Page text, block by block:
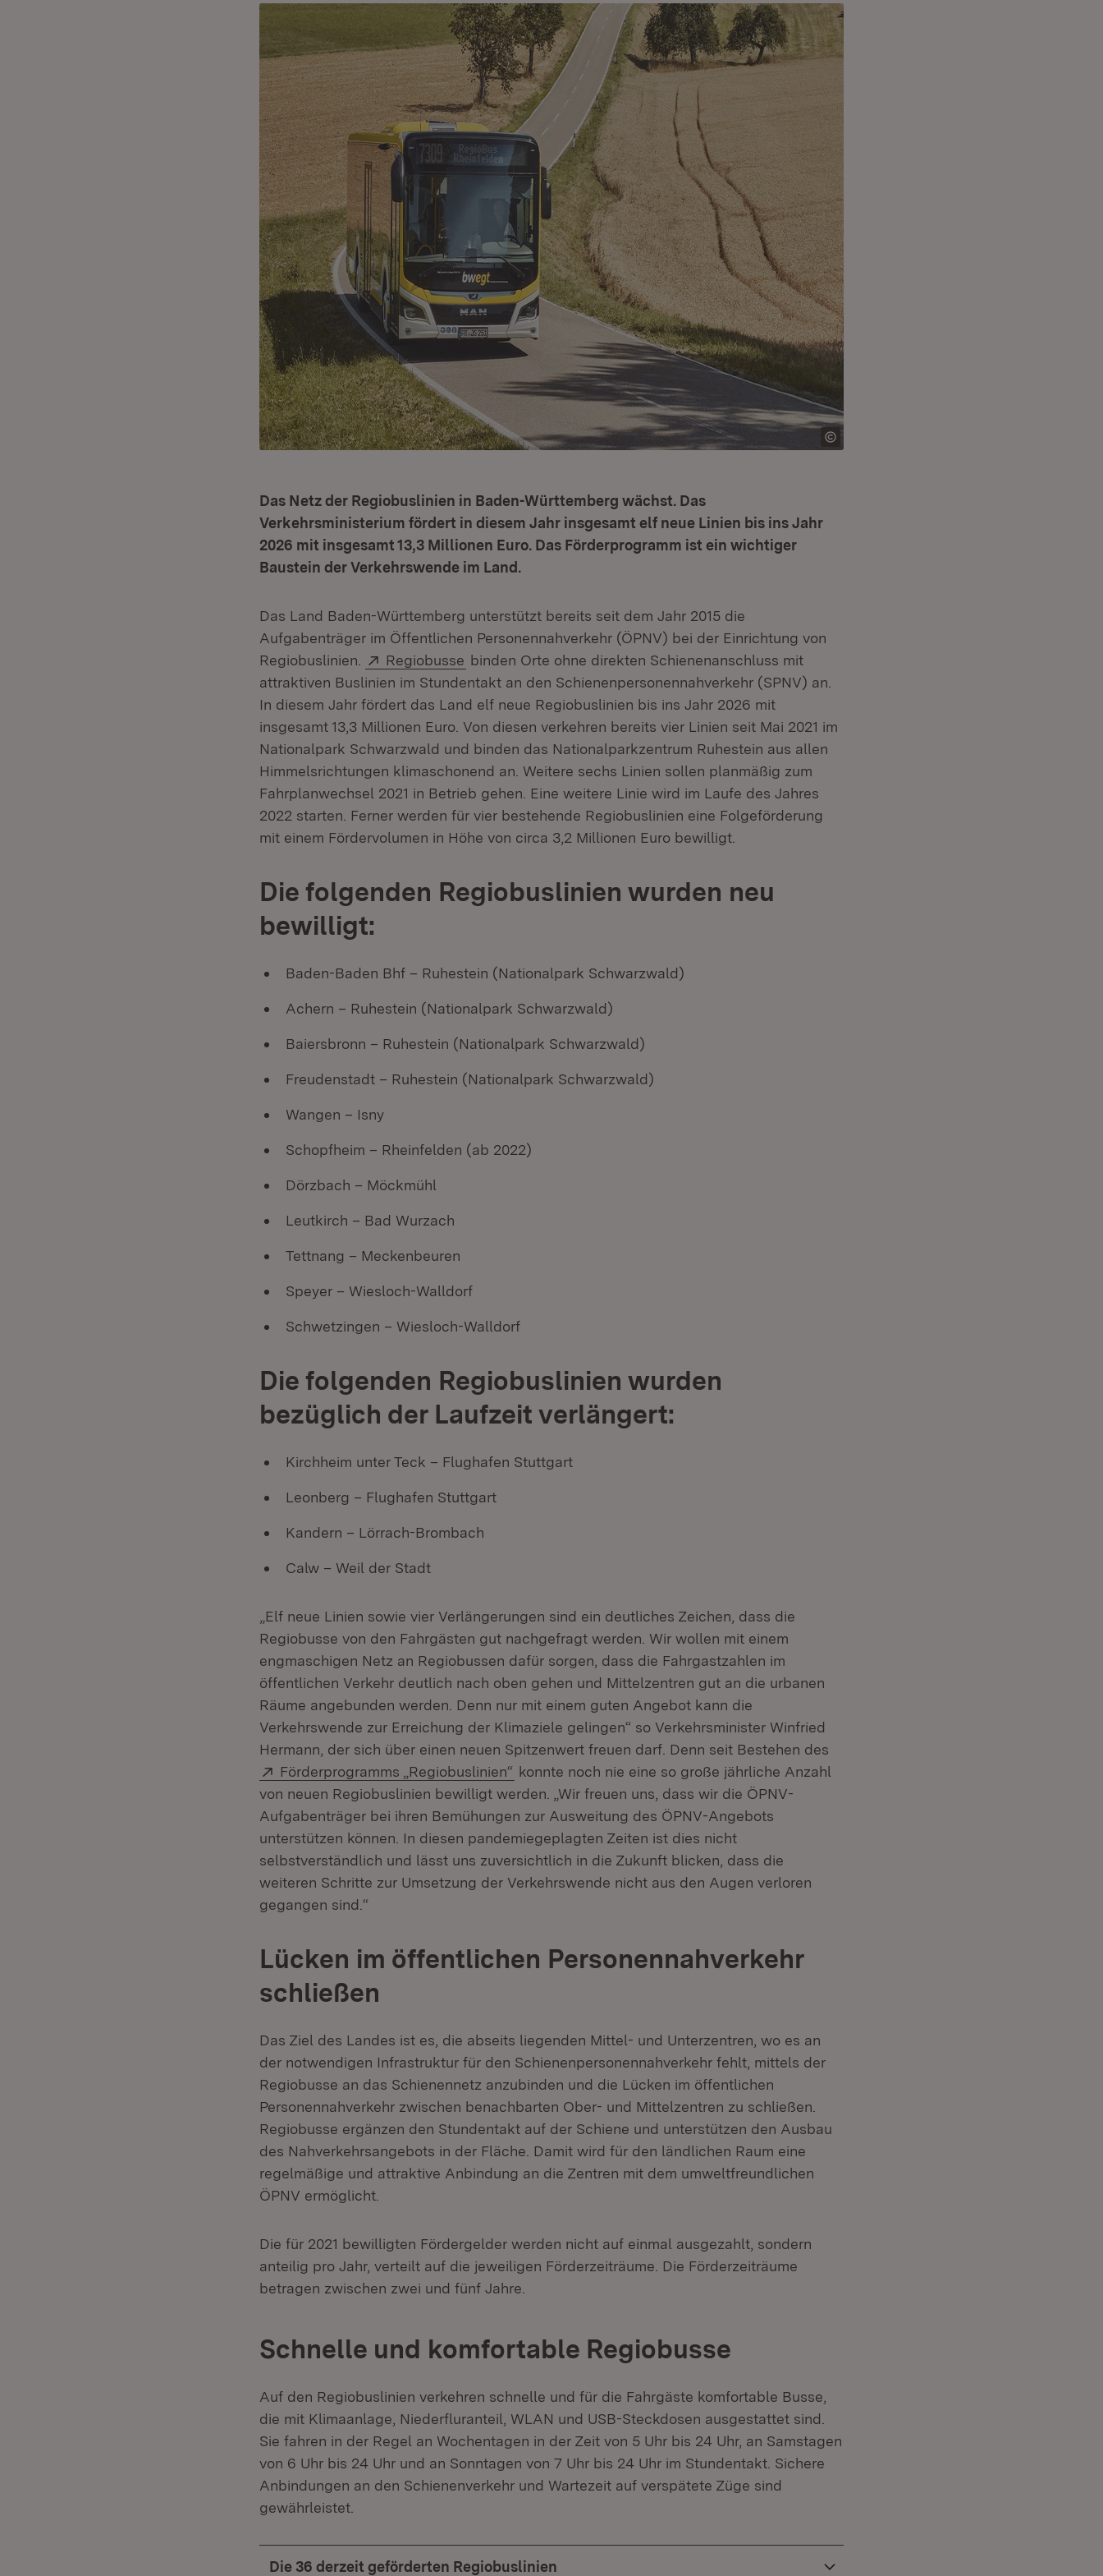
Das Netz der Regiobuslinien in Baden-Württemberg wächst. Das
Verkehrsministerium fördert in diesem Jahr insgesamt elf neue Linien bis ins Jahr
2026 mit insgesamt 13,3 Millionen Euro. Das Förderprogramm ist ein wichtiger
Baustein der Verkehrswende im Land.
Das Land Baden-Württemberg unterstützt bereits seit dem Jahr 2015 die
Aufgabenträger im Öffentlichen Personennahverkehr (ÖPNV) bei der Einrichtung von
Regiobuslinien.
Extern:
Regiobusse (Öffnet in neuem Fenster)
binden Orte ohne direkten Schienenanschluss mit
attraktiven Buslinien im Stundentakt an den Schienenpersonennahverkehr (SPNV) an.
In diesem Jahr fördert das Land elf neue Regiobuslinien bis ins Jahr 2026 mit
insgesamt 13,3 Millionen Euro. Von diesen verkehren bereits vier Linien seit Mai 2021 im
Nationalpark Schwarzwald und binden das Nationalparkzentrum Ruhestein aus allen
Himmelsrichtungen klimaschonend an. Weitere sechs Linien sollen planmäßig zum
Fahrplanwechsel 2021 in Betrieb gehen. Eine weitere Linie wird im Laufe des Jahres
2022 starten. Ferner werden für vier bestehende Regiobuslinien eine Folgeförderung
mit einem Fördervolumen in Höhe von circa 3,2 Millionen Euro bewilligt.
Die folgenden Regiobuslinien wurden neu
bewilligt:
Baden-Baden Bhf – Ruhestein (Nationalpark Schwarzwald)
Achern – Ruhestein (Nationalpark Schwarzwald)
Baiersbronn – Ruhestein (Nationalpark Schwarzwald)
Freudenstadt – Ruhestein (Nationalpark Schwarzwald)
Wangen – Isny
Schopfheim – Rheinfelden (ab 2022)
Dörzbach – Möckmühl
Leutkirch – Bad Wurzach
Tettnang – Meckenbeuren
Speyer – Wiesloch-Walldorf
Schwetzingen – Wiesloch-Walldorf
Die folgenden Regiobuslinien wurden
bezüglich der Laufzeit verlängert:
Kirchheim unter Teck – Flughafen Stuttgart
Leonberg – Flughafen Stuttgart
Kandern – Lörrach-Brombach
Calw – Weil der Stadt
„Elf neue Linien sowie vier Verlängerungen sind ein deutliches Zeichen, dass die
Regiobusse von den Fahrgästen gut nachgefragt werden. Wir wollen mit einem
engmaschigen Netz an Regiobussen dafür sorgen, dass die Fahrgastzahlen im
öffentlichen Verkehr deutlich nach oben gehen und Mittelzentren gut an die urbanen
Räume angebunden werden. Denn nur mit einem guten Angebot kann die
Verkehrswende zur Erreichung der Klimaziele gelingen“ so Verkehrsminister Winfried
Hermann, der sich über einen neuen Spitzenwert freuen darf. Denn seit Bestehen des
Extern:
Förderprogramms „Regiobuslinien“ (Öffnet in neuem Fenster)
konnte noch nie eine so große jährliche Anzahl
von neuen Regiobuslinien bewilligt werden. „Wir freuen uns, dass wir die ÖPNV-
Aufgabenträger bei ihren Bemühungen zur Ausweitung des ÖPNV-Angebots
unterstützen können. In diesen pandemiegeplagten Zeiten ist dies nicht
selbstverständlich und lässt uns zuversichtlich in die Zukunft blicken, dass die
weiteren Schritte zur Umsetzung der Verkehrswende nicht aus den Augen verloren
gegangen sind.“
Lücken im öffentlichen Personennahverkehr
schließen
Das Ziel des Landes ist es, die abseits liegenden Mittel- und Unterzentren, wo es an
der notwendigen Infrastruktur für den Schienenpersonennahverkehr fehlt, mittels der
Regiobusse an das Schienennetz anzubinden und die Lücken im öffentlichen
Personennahverkehr zwischen benachbarten Ober- und Mittelzentren zu schließen.
Regiobusse ergänzen den Stundentakt auf der Schiene und unterstützen den Ausbau
des Nahverkehrsangebots in der Fläche. Damit wird für den ländlichen Raum eine
regelmäßige und attraktive Anbindung an die Zentren mit dem umweltfreundlichen
ÖPNV ermöglicht.
Die für 2021 bewilligten Fördergelder werden nicht auf einmal ausgezahlt, sondern
anteilig pro Jahr, verteilt auf die jeweiligen Förderzeiträume. Die Förderzeiträume
betragen zwischen zwei und fünf Jahre.
Schnelle und komfortable Regiobusse
Auf den Regiobuslinien verkehren schnelle und für die Fahrgäste komfortable Busse,
die mit Klimaanlage, Niederfluranteil, WLAN und USB-Steckdosen ausgestattet sind.
Sie fahren in der Regel an Wochentagen in der Zeit von 5 Uhr bis 24 Uhr, an Samstagen
von 6 Uhr bis 24 Uhr und an Sonntagen von 7 Uhr bis 24 Uhr im Stundentakt. Sichere
Anbindungen an den Schienenverkehr und Wartezeit auf verspätete Züge sind
gewährleistet.
Die 36 derzeit geförderten Regiobuslinien